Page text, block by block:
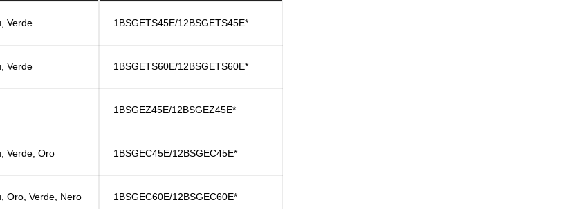
Verde 1BSGETS45E/12BSGETS45E*
Verde 1BSGETS60E/12BSGETS60E*
1BSGEZ45E/12BSGEZ45E*
Verde, Oro 1BSGEC45E/12BSGEC45E*
Oro, Verde, Nero 1BSGEC60E/12BSGEC60E*